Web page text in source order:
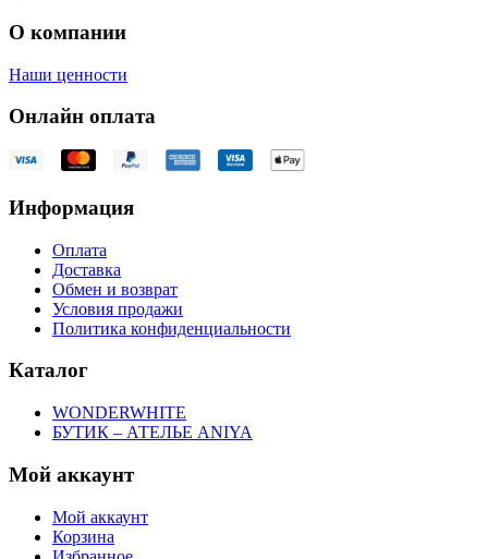
О компании
Наши ценности
Онлайн оплата
Информация
Оплата
Доставка
Обмен и возврат
Условия продажи
Политика конфиденциальности
Каталог
WONDERWHITE
БУТИК – АТЕЛЬЕ ANIYA
Мой аккаунт
Мой аккаунт
Корзина